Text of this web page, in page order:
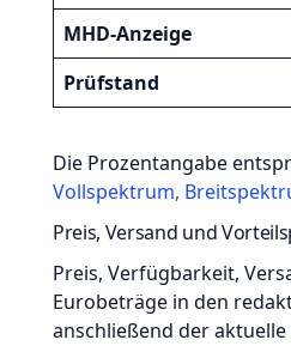
MHD-Anzeige
Prüfstand
Die Prozentangabe
Vollspektrum,
Preis, Versand und
Preis, Verfügbarkeit,
Eurobeträge in den
anschließend der